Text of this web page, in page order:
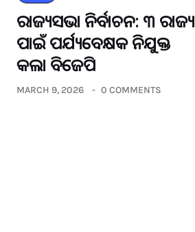
ରାଜ୍ୟସଭା ନିର୍ବାଚନ: ୩ ରାଜ୍ୟ
ପାଇଁ ପର୍ଯ୍ୟବେକ୍ଷକ ନିଯୁକ୍ତ
କଲା ବିଜେପି
MARCH 9, 2026 0 COMMENTS